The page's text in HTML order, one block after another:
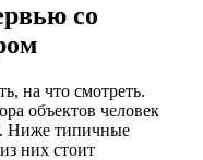
со
на что смотреть.
объектов человек
Ниже типичные
них стоит